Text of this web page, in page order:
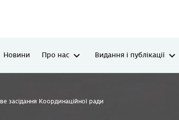
Новини Про нас Видання і публікації
засідання Координаційної ради